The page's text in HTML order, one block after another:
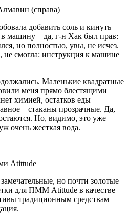
(справа)
добавить соль и кинуть
в машину – да, г-н Хак был прав:
но полностью, увы, не исчез.
не смогла: инструкция к машине
Маленькие квадратные
меня прямо блестящими
химией, остатков еды
– стаканы прозрачные. Да,
Но, видимо, это уже
очень жесткая вода.
Atittude
но почти золотые
для ПММ Atittude в качестве
традиционным средствам –